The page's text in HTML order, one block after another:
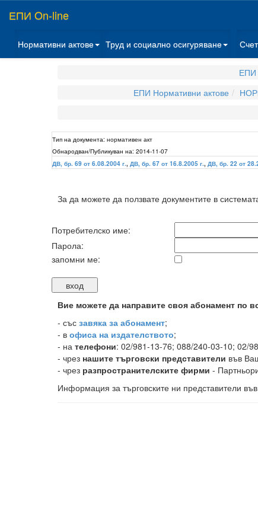
ЕПИ On-line
Нормативни актове Труд и социално осигуряване
ЕПИ
ЕПИ Нормативни актове
Тип на документа: нормативен акт
Обнародван/Публикуван на: 2014-11-07
ДВ, бр. 69 от 6.08.2004 г., ДВ, бр. 67 от 16.8.2005 г., ДВ, бр. 22 от
За да можете да ползвате документите в
Потребителско име:
Парола:
запомни ме:
Вие можете да направите своя абонамент по
- със завяка за абонамент;
- в офиса на издателството;
- на телефони: 02/981-13-76; 088/240-03-10; 02/
- чрез нашите търговски представители във
- чрез разпространителските фирми -
Информация за търговските ни представители